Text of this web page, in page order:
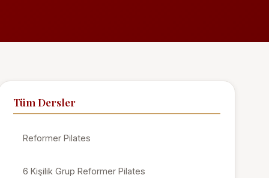
Tüm Dersler
Reformer Pilates
6 Kişilik Grup Reformer Pilates